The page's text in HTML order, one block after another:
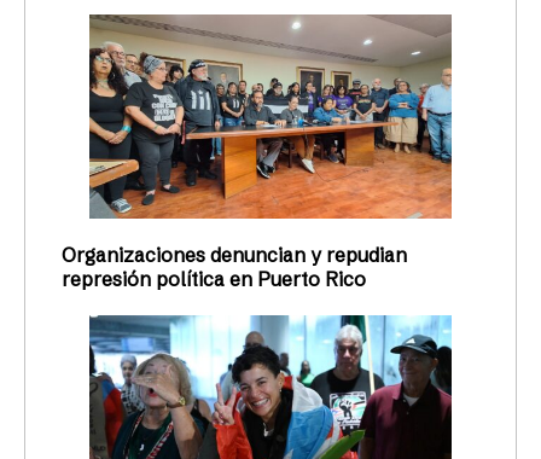
Organizaciones denuncian y repudian
represión política en Puerto Rico